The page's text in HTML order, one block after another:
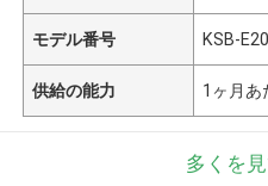
モデル番号 KSB-E20
供給の能力 1ヶ月あ
多くを